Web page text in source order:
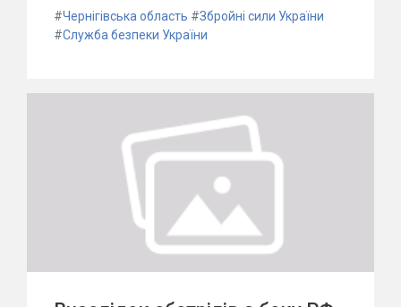
#Чернігівська область #Збройні сили України
#Служба безпеки України